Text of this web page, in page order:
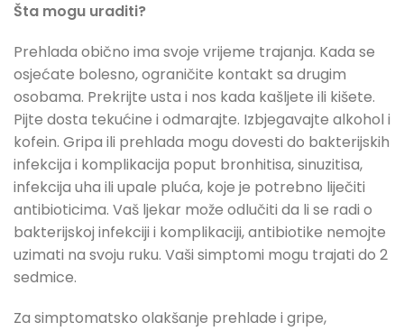
Šta mogu uraditi?
Prehlada obično ima svoje vrijeme trajanja. Kada se
osjećate bolesno, ograničite kontakt sa drugim
osobama. Prekrijte usta i nos kada kašljete ili kišete.
Pijte dosta tekućine i odmarajte. Izbjegavajte alkohol i
kofein. Gripa ili prehlada mogu dovesti do bakterijskih
infekcija i komplikacija poput bronhitisa, sinuzitisa,
infekcija uha ili upale pluća, koje je potrebno liječiti
antibioticima. Vaš ljekar može odlučiti da li se radi o
bakterijskoj infekciji i komplikaciji, antibiotike nemojte
uzimati na svoju ruku. Vaši simptomi mogu trajati do 2
sedmice.
Za simptomatsko olakšanje prehlade i gripe,